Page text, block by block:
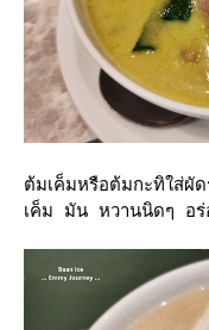
ต้มเค็มหรือต้มกะทิใส่
เค็ม มัน หวานนิดๆ อ